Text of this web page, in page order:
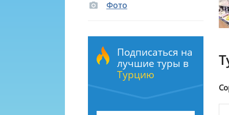
Фото
Подписаться на
лучшие туры в
Турцию